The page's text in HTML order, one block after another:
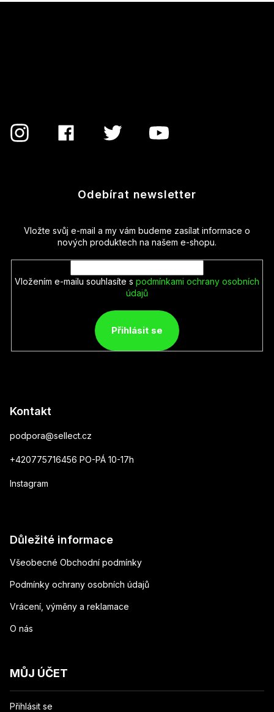
Odebírat newsletter
Vložte svůj e-mail a my vám budeme zasílat informace o
nových produktech na našem e-shopu.
Vložením e-mailu souhlasíte s podmínkami ochrany osobních
údajů
Přihlásit se
Kontakt
podpora@sellect.cz
+420775716456 PO-PÁ 10-17h
Instagram
Důležité informace
Všeobecné Obchodní podmínky
Podmínky ochrany osobních údajů
Vrácení, výměny a reklamace
O nás
MŮJ ÚČET
Přihlásit se